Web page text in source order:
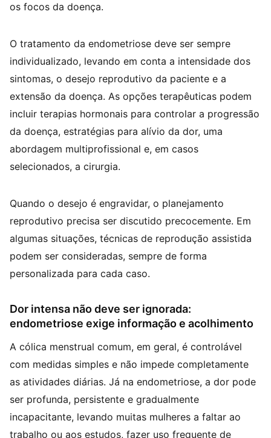
os focos da doença.
O tratamento da endometriose deve ser sempre
individualizado, levando em conta a intensidade dos
sintomas, o desejo reprodutivo da paciente e a
extensão da doença. As opções terapêuticas podem
incluir terapias hormonais para controlar a progressão
da doença, estratégias para alívio da dor, uma
abordagem multiprofissional e, em casos
selecionados, a cirurgia.
Quando o desejo é engravidar, o planejamento
reprodutivo precisa ser discutido precocemente. Em
algumas situações, técnicas de reprodução assistida
podem ser consideradas, sempre de forma
personalizada para cada caso.
Dor intensa não deve ser ignorada:
endometriose exige informação e acolhimento
A cólica menstrual comum, em geral, é controlável
com medidas simples e não impede completamente
as atividades diárias. Já na endometriose, a dor pode
ser profunda, persistente e gradualmente
incapacitante, levando muitas mulheres a faltar ao
trabalho ou aos estudos, fazer uso frequente de